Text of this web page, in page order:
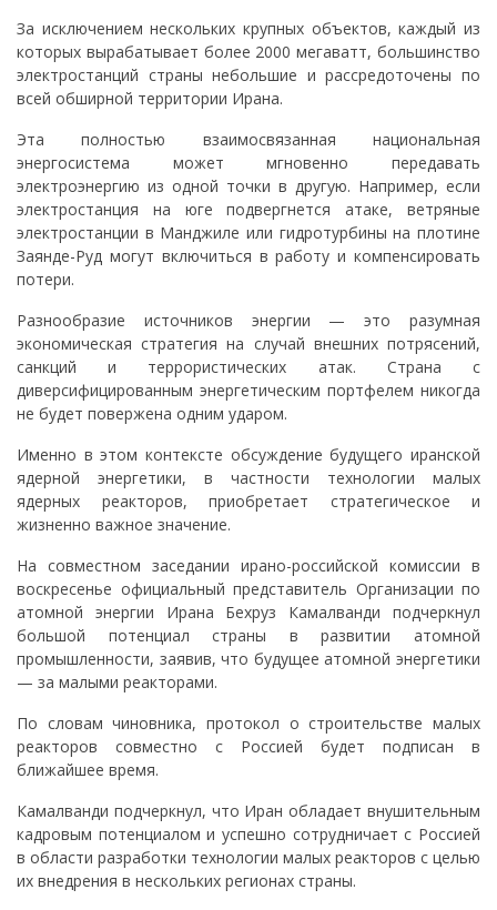
За исключением нескольких крупных объектов, каждый из
которых вырабатывает более 2000 мегаватт, большинство
электростанций страны небольшие и рассредоточены по
всей обширной территории Ирана.
Эта полностью взаимосвязанная национальная
энергосистема может мгновенно передавать
электроэнергию из одной точки в другую. Например, если
электростанция на юге подвергнется атаке, ветряные
электростанции в Манджиле или гидротурбины на плотине
Заянде-Руд могут включиться в работу и компенсировать
потери.
Разнообразие источников энергии — это разумная
экономическая стратегия на случай внешних потрясений,
санкций и террористических атак. Страна с
диверсифицированным энергетическим портфелем никогда
не будет повержена одним ударом.
Именно в этом контексте обсуждение будущего иранской
ядерной энергетики, в частности технологии малых
ядерных реакторов, приобретает стратегическое и
жизненно важное значение.
На совместном заседании ирано-российской комиссии в
воскресенье официальный представитель Организации по
атомной энергии Ирана Бехруз Камалванди подчеркнул
большой потенциал страны в развитии атомной
промышленности, заявив, что будущее атомной энергетики
— за малыми реакторами.
По словам чиновника, протокол о строительстве малых
реакторов совместно с Россией будет подписан в
ближайшее время.
Камалванди подчеркнул, что Иран обладает внушительным
кадровым потенциалом и успешно сотрудничает с Россией
в области разработки технологии малых реакторов с целью
их внедрения в нескольких регионах страны.